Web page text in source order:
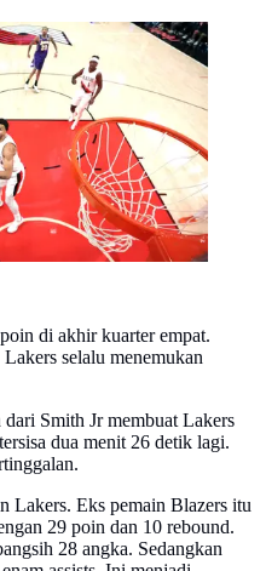
melakukan dunk saat
NBA 2025/2026 (AFP)
di akhir kuarter empat.
selalu menemukan
Smith Jr membuat Lakers
dua menit 26 detik lagi.
Lakers. Eks pemain Blazers itu
29 poin dan 10 rebound.
28 angka. Sedangkan